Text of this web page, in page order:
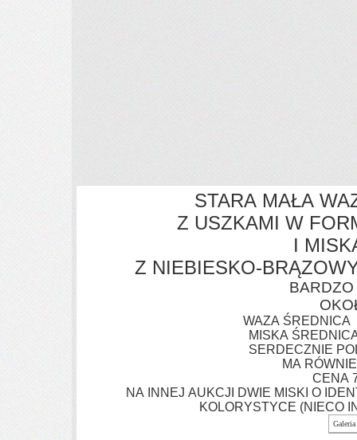
STARA MAŁA
Z USZKAMI W
I
Z NIEBIESKO-
WAZA ŚREDNICA
MISKA
SERDECZNIE
MA
CENA
NA INNEJ AUKCJI DWIE MISKI O
KOLORYSTYCE (NIECO
Galeria